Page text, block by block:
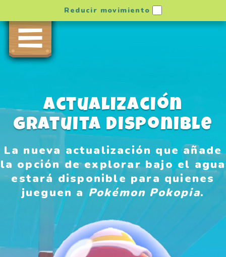
Reducir movimiento
Actualización
gratuita disponible
La nueva actualización que añade
la opción de explorar bajo el agua
estará disponible para quienes
jueguen aPokémon Pokopia.